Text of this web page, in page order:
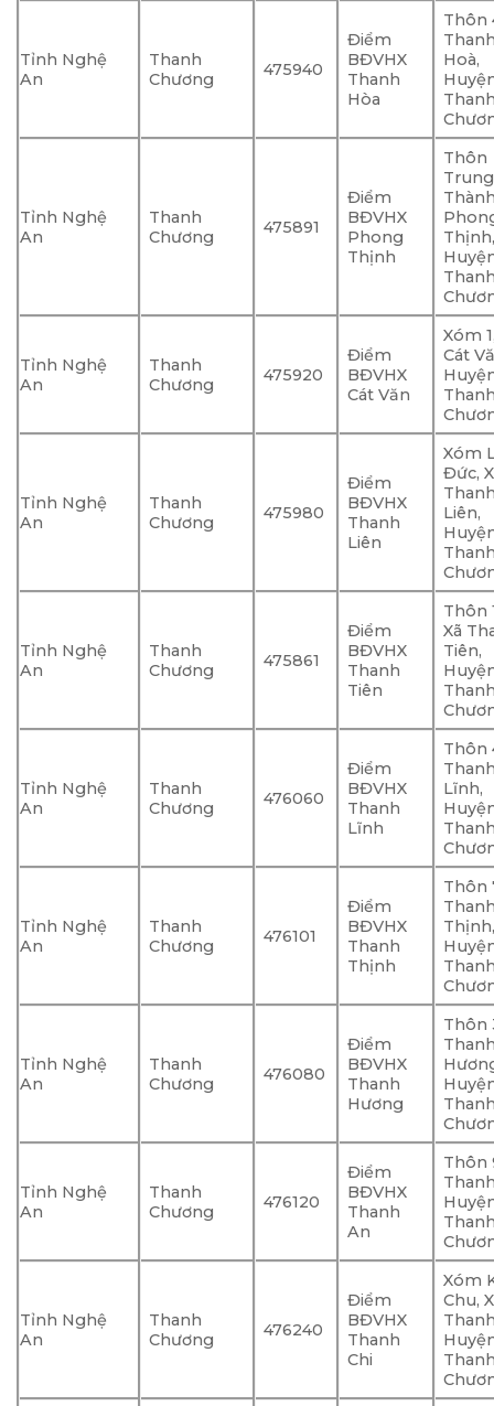
Tỉnh Nghệ
An
Thanh
Chương
475940
Điểm
BĐVHX
Thanh
Hòa
Thôn
Hoà,
Tỉnh Nghệ
An
Thanh
Chương
475891
Điểm
BĐVHX
Phong
Thịnh
Thôn
Trung
Tỉnh Nghệ
An
Thanh
Chương
475920
Điểm
BĐVHX
Cát Văn
Xóm
Cát
Tỉnh Nghệ
An
Thanh
Chương
475980
Điểm
BĐVHX
Thanh
Liên
Xóm
Đức,
Liên,
Tỉnh Nghệ
An
Thanh
Chương
475861
Điểm
BĐVHX
Thanh
Tiên
Thôn
Xã
Tiên,
Tỉnh Nghệ
An
Thanh
Chương
476060
Điểm
BĐVHX
Thanh
Lĩnh
Thôn
Lĩnh,
Tỉnh Nghệ
An
Thanh
Chương
476101
Điểm
BĐVHX
Thanh
Thịnh
Thôn
Tỉnh Nghệ
An
Thanh
Chương
476080
Điểm
BĐVHX
Thanh
Hương
Thôn
Tỉnh Nghệ
An
Thanh
Chương
476120
Điểm
BĐVHX
Thanh
An
Thôn
Tỉnh Nghệ
An
Thanh
Chương
476240
Điểm
BĐVHX
Thanh
Chi
Xóm
Chu,